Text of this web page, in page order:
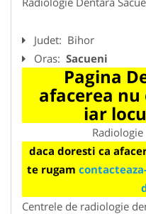
Judet: Bihor
Oras: Sacueni
Pagina
afacerea
iar
daca doresti ca
te rugam
Centrele de radiologie